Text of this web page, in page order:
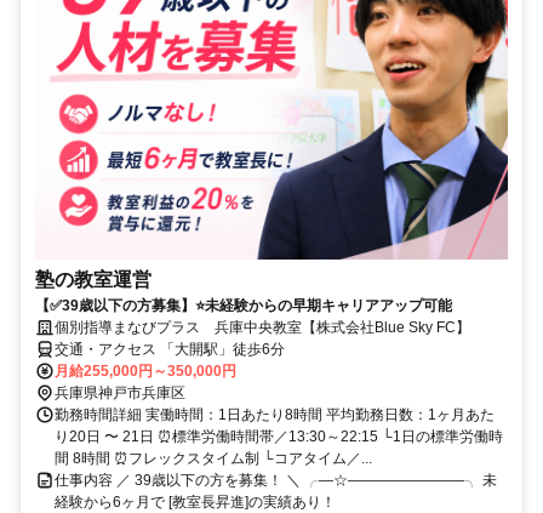
塾の教室運営
【✅39歳以下の方募集】⭐未経験からの早期キャリアアップ可能
個別指導まなびプラス 兵庫中央教室【株式会社Blue Sky FC】
交通・アクセス 「大開駅」徒歩6分
月給255,000円～350,000円
兵庫県神戸市兵庫区
勤務時間詳細 実働時間：1日あたり8時間 平均勤務日数：1ヶ月あた
り20日 〜 21日 ⏰標準労働時間帯／13:30～22:15 └1日の標準労働時
間 8時間 ⏰フレックスタイム制 └コアタイム／...
仕事内容 ／ 39歳以下の方を募集！ ＼ ╭―☆――――――――╮ 未
経験から6ヶ月で [教室長昇進]の実績あり！